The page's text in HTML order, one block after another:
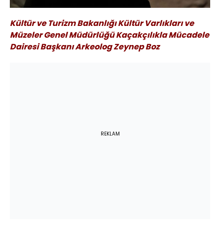
Kültür ve Turizm Bakanlığı Kültür Varlıkları ve
Müzeler Genel Müdürlüğü Kaçakçılıkla Mücadele
Dairesi Başkanı Arkeolog Zeynep Boz
REKLAM